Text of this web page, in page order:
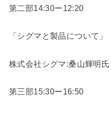
第二部14:30ー12:20
「シグマと製品について」
株式会社シグマ:桑山輝明氏
第三部15:30ー16:50